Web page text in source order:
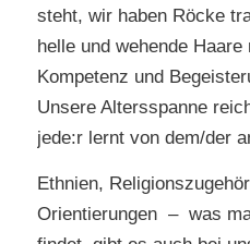
steht, wir haben Röcke
helle und wehende
Kompetenz und
Unsere Altersspanne
jede:r lernt von dem/der
Ethnien,
Orientierungen – was